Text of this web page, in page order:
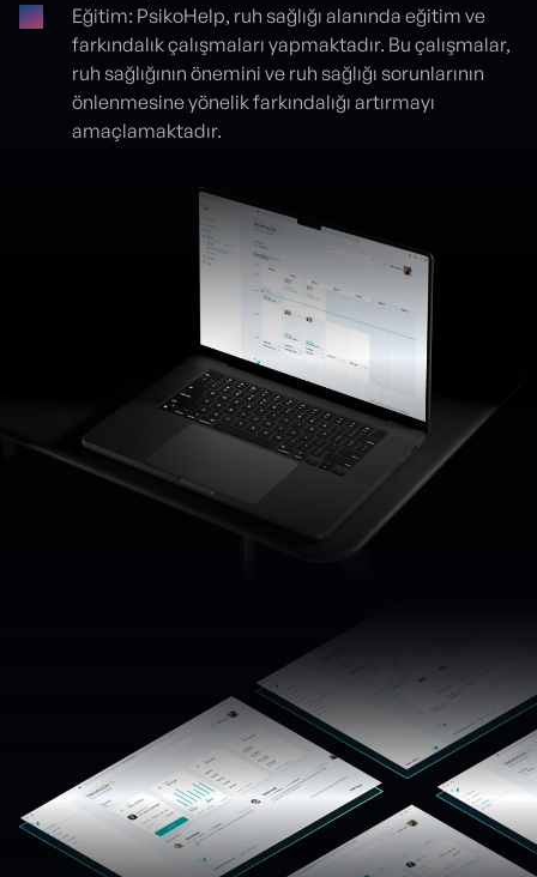
Eğitim: PsikoHelp, ruh sağlığı alanında eğitim ve
farkındalık çalışmaları yapmaktadır. Bu çalışmalar,
ruh sağlığının önemini ve ruh sağlığı sorunlarının
önlenmesine yönelik farkındalığı artırmayı
amaçlamaktadır.